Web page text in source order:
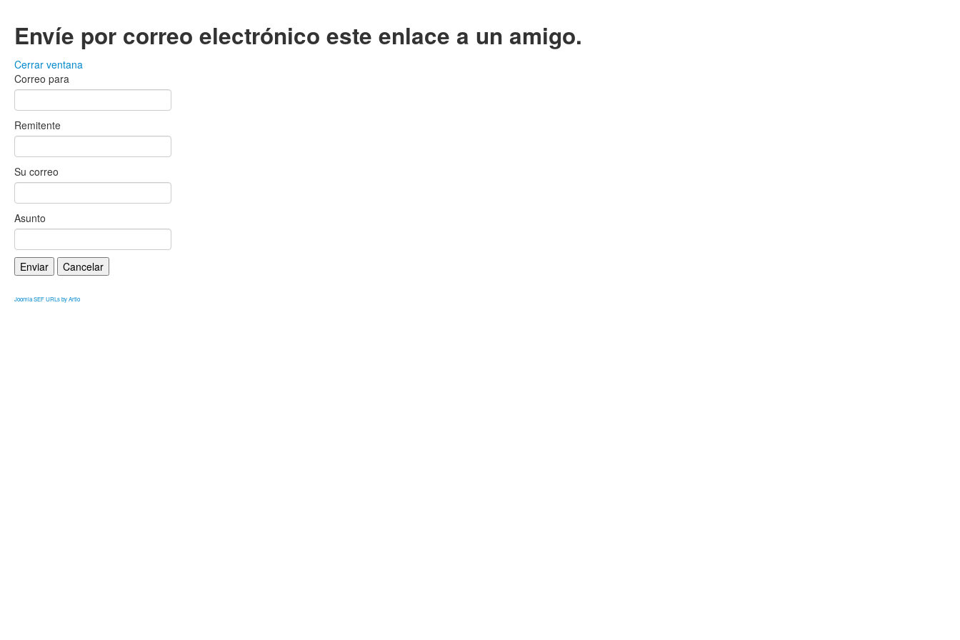
Envíe por correo electrónico este enlace a un amigo.
Cerrar ventana
Correo para
Remitente
Su correo
Asunto
Enviar Cancelar
Joomla SEF URLs by Artio